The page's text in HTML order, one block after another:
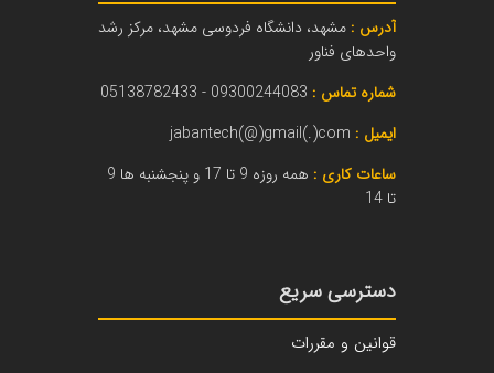
آدرس : مشهد، دانشگاه فردوسی مشهد، مرکز رشد
واحدهای فناور
شماره تماس : 09300244083 - 05138782433
ایمیل : jabantech(@)gmail(.)com
ساعات کاری :
همه روزه 9 تا 17 و پنجشنبه ها 9
تا 14
دسترسی سریع
قوانین و مقررات